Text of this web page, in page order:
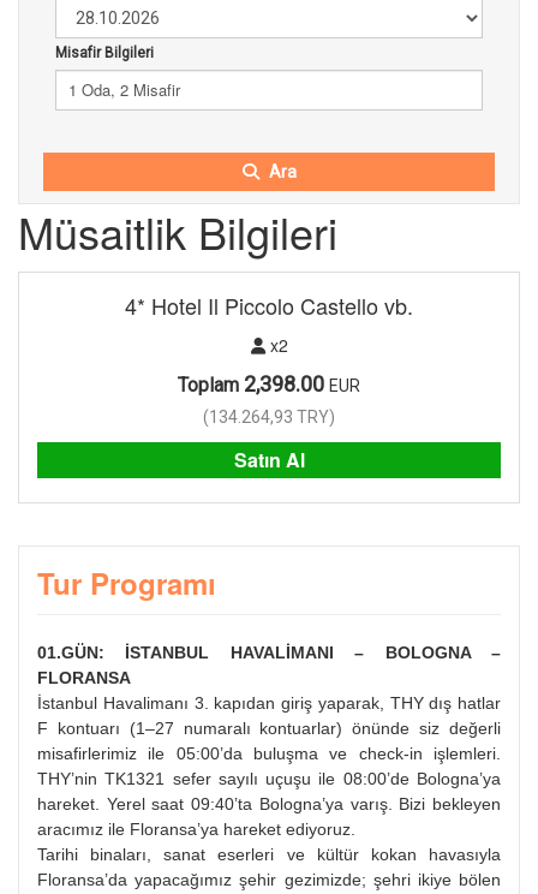
Misafir Bilgileri
1 Oda, 2 Misafir
Ara
Müsaitlik Bilgileri
4* Hotel Il Piccolo Castello vb.
x2
Toplam 2,398.00 EUR
(134.264,93 TRY)
Satın Al
Tur Programı
01.GÜN: İSTANBUL HAVALİMANI – BOLOGNA –
FLORANSA
İstanbul Havalimanı 3. kapıdan giriş yaparak, THY dış hatlar
F kontuarı (1–27 numaralı kontuarlar) önünde siz değerli
misafirlerimiz ile 05:00’da buluşma ve check-in işlemleri.
THY’nin TK1321 sefer sayılı uçuşu ile 08:00’de Bologna’ya
hareket. Yerel saat 09:40’ta Bologna’ya varış. Bizi bekleyen
aracımız ile Floransa’ya hareket ediyoruz.
Tarihi binaları, sanat eserleri ve kültür kokan havasıyla
Floransa’da yapacağımız şehir gezimizde; şehri ikiye bölen